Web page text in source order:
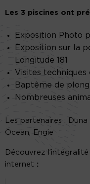
Les 3 piscines ont
Exposition Photo
Exposition sur la
Longitude 181
Visites techniques
Baptême de
Nombreuses
Les partenaires :
Ocean, Engie
Découvrez
internet :